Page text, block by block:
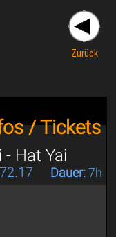
Zurück
/ Tickets
Hat Yai
Dauer:7h